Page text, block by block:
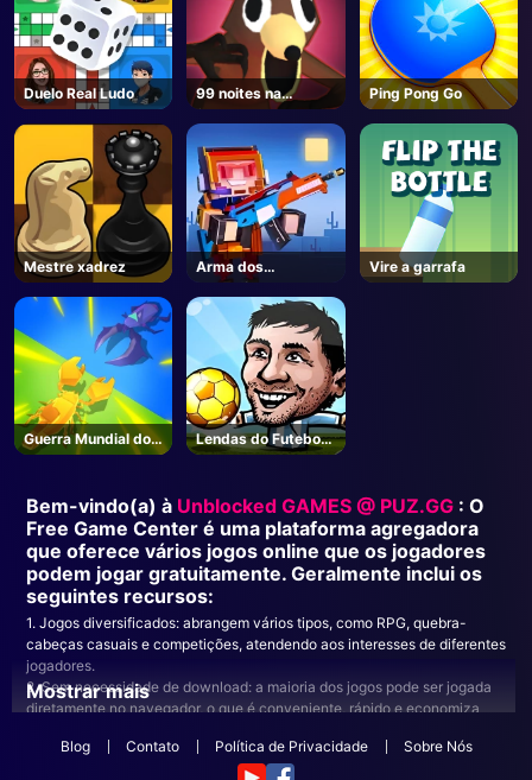
Duelo Real Ludo
99 noites na
floresta - Roblox
Ping Pong Go
Mestre xadrez
Arma dos
sobreviventes
Vire a garrafa
Guerra Mundial dos
Insetos
Lendas do Futebol
2019
Bem-vindo(a) à Unblocked GAMES @ PUZ.GG : O
Free Game Center é uma plataforma agregadora
que oferece vários jogos online que os jogadores
podem jogar gratuitamente. Geralmente inclui os
seguintes recursos:
1. Jogos diversificados: abrangem vários tipos, como RPG, quebra-
cabeças casuais e competições, atendendo aos interesses de diferentes
jogadores.
2. Sem necessidade de download: a maioria dos jogos pode ser jogada
diretamente no navegador, o que é conveniente, rápido e economiza
3. Recursos sociais: muitas plataformas oferecem funções de interação
social; os jogadores podem jogar com amigos ou se comunicar na
Mostrar mais
Blog Contato Política de Privacidade Sobre Nós